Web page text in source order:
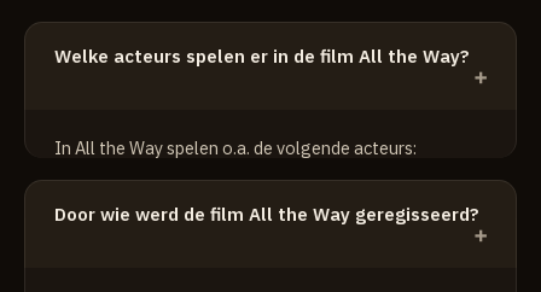
Welke acteurs spelen er in de film All the Way?
In All the Way spelen o.a. de volgende acteurs:
Anthony Mackie
Bryan Cranston
Door wie werd de film All the Way geregisseerd?